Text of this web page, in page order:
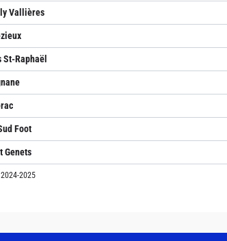
Vallières
St-Raphaël
Foot
Genets
2025